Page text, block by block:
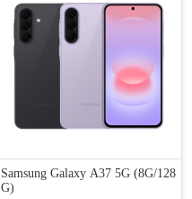
Samsung Galaxy A37 5G (8G/128
G)